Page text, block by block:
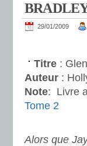
29/01/2009
Titre :
Auteur :
Note: Livre
Tome 2
Alors que